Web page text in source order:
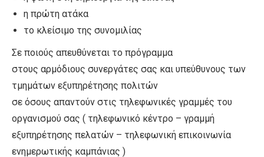
η πρώτη ατάκα
το κλείσιμο της συνομιλίας
Σε ποιούς απευθύνεται το πρόγραμμα
στους αρμόδιους συνεργάτες σας και υπεύθυνους των
τμημάτων εξυπηρέτησης πολιτών
σε όσους απαντούν στις τηλεφωνικές γραμμές του
οργανισμού σας ( τηλεφωνικό κέντρο – γραμμή
εξυπηρέτησης πελατών – τηλεφωνική επικοινωνία
ενημερωτικής καμπάνιας )